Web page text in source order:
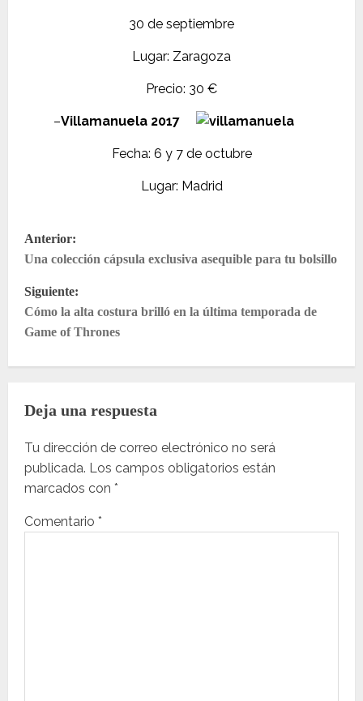
30 de septiembre
Lugar: Zaragoza
Precio: 30 €
–Villamanuela 2017
Fecha: 6 y 7 de octubre
Lugar: Madrid
a
v
e
g
a
i
ó
n
d
e
Anterior:
Una colección cápsula exclusiva asequible para tu bolsillo
Siguiente:
Cómo la alta costura brilló en la última temporada de
Game of Thrones
Deja una respuesta
Tu dirección de correo electrónico no será
publicada. Los campos obligatorios están
marcados con *
Comentario *